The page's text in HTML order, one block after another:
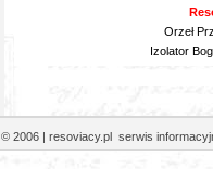
Orzeł
Izolator
© 2006 | resoviacy.pl serwis